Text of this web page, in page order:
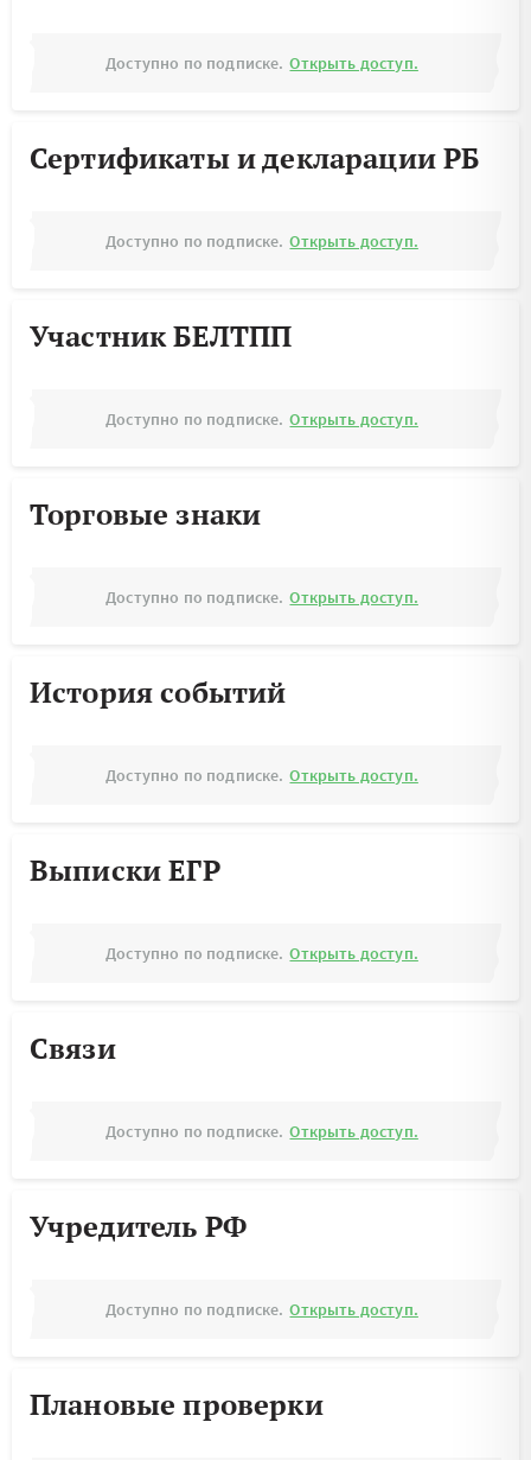
Доступно по подписке. Открыть доступ.
Сертификаты и декларации РБ
Доступно по подписке. Открыть доступ.
Участник БЕЛТПП
Доступно по подписке. Открыть доступ.
Торговые знаки
Доступно по подписке. Открыть доступ.
История событий
Доступно по подписке. Открыть доступ.
Выписки ЕГР
Доступно по подписке. Открыть доступ.
Связи
Доступно по подписке. Открыть доступ.
Учредитель РФ
Доступно по подписке. Открыть доступ.
Плановые проверки